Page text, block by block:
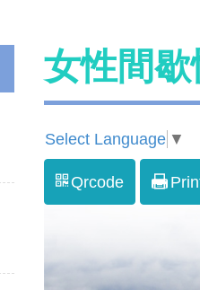
女性間
Select Language ▼
Qrcode